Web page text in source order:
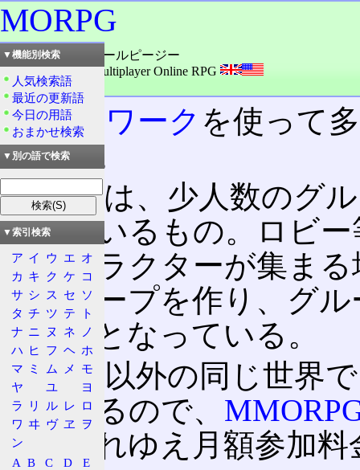
MORPG
読み：エムオーアールピージー
外語：MORPG: Multiplayer Online RPG
品詞：名詞
ネットワーク を使って
の総称。
狭義には、少人数のグ
なっているもの。ロビ
たキャラクターが集ま
るグループを作り、グ
る形式となっている。
ロビー以外の同じ世界
なくなるので、
く、それゆえ月額参加
▼機能別検索
人気検索語
最近の更新語
今日の用語
おまかせ検索
▼別の語で検索
▼索引検索
ア イ ウ エ オ
カ キ ク ケ コ
サ シ ス セ ソ
タ チ ツ テ
ト
ナ ニ ヌ ネ
ノ
ハ ヒ フ ヘ ホ
マ ミ ム メ
モ
ヤ
ユ
ヨ
ラ
リ ル レ ロ
ワ ヰ ヴ ヱ
ヲ
ン
A B C D
E